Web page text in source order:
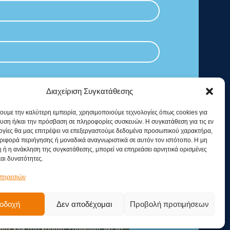
Διαχείριση Συγκατάθεσης
την καλύτερη εμπειρία, χρησιμοποιούμε τεχνολογίες όπως cookies για
ή/και την πρόσβαση σε πληροφορίες συσκευών. Η συγκατάθεση για τις εν
θα μας επιτρέψει να επεξεργαστούμε δεδομένα προσωπικού χαρακτήρα,
περιήγησης ή μοναδικά αναγνωριστικά σε αυτόν τον ιστότοπο. Η μη
η ανάκληση της συγκατάθεσης, μπορεί να επηρεάσει αρνητικά ορισμένες
δυνατότητες.
Δεν αποδέχομαι Προβολή προτιμήσεων